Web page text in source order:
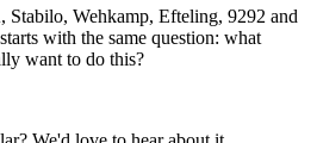
Wehkamp, Efteling, 9292 and
with the same question: what
want to do this?